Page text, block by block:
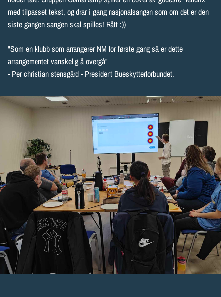
med tilpasset tekst, og drar i gang nasjonalsangen som om det er den
siste gangen sangen skal spilles! Rått :))
"Som en klubb som arrangerer NM for første gang så er dette
arrangementet vanskelig å overgå"
- Per christian stensgård - President Bueskytterforbundet.